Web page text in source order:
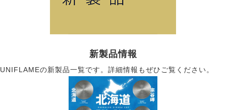
新製品情報
UNIFLAMEの新製品一覧です。詳細情報もぜひご覧ください。